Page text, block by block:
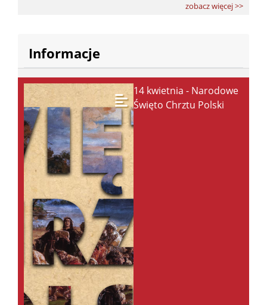
zobacz więcej >>
Informacje
14 kwietnia - Narodowe
Święto Chrztu Polski